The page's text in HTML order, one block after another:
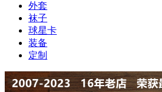
外套
袜子
球星卡
装备
定制